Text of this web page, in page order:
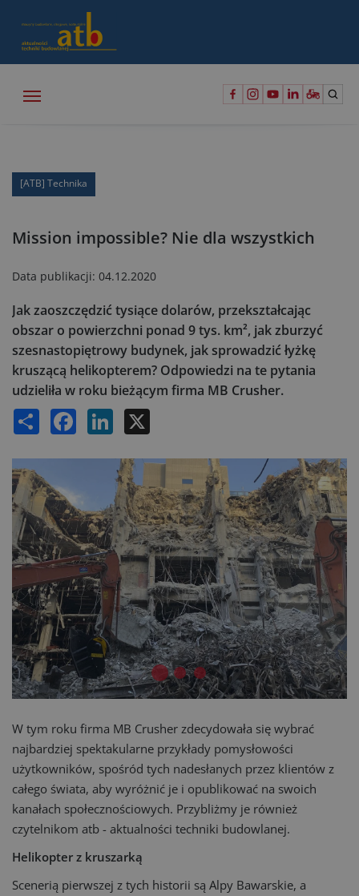
[ATB] Technika
Mission impossible? Nie dla wszystkich
Data publikacji: 04.12.2020
Jak zaoszczędzić tysiące dolarów, przekształcając
obszar o powierzchni ponad 9 tys. km², jak zburzyć
szesnastopiętrowy budynek, jak sprowadzić łyżkę
kruszącą helikopterem? Odpowiedzi na te pytania
udzieliła w roku bieżącym firma MB Crusher.
Share Facebook LinkedIn
W tym roku firma MB Crusher zdecydowała się wybrać
najbardziej spektakularne przykłady pomysłowości
użytkowników, spośród tych nadesłanych przez klientów z
całego świata, aby wyróżnić je i opublikować na swoich
kanałach społecznościowych. Przybliżmy je również
czytelnikom atb - aktualności techniki budowlanej.
Helikopter z kruszarką
Scenerią pierwszej z tych historii są Alpy Bawarskie, a